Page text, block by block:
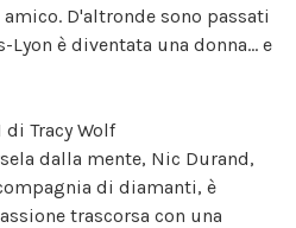
D'altronde sono passati
è diventata una donna... e
di Tracy Wolf
dalla mente, Nic Durand,
di diamanti, è
trascorsa con una